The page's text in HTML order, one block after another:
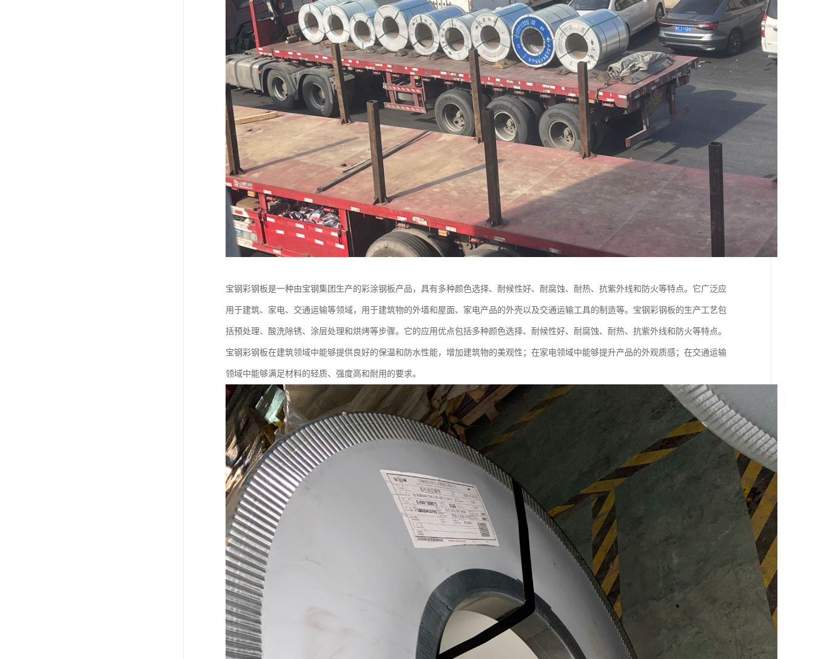
宝钢彩钢板是一种由宝钢集团生产的彩涂钢板产品，具有多种颜色选择、耐候性好、耐腐蚀、耐热、抗紫外线和防火等特点。它广泛应
用于建筑、家电、交通运输等领域，用于建筑物的外墙和屋面、家电产品的外壳以及交通运输工具的制造等。宝钢彩钢板的生产工艺包
括预处理、酸洗除锈、涂层处理和烘烤等步骤。它的应用优点包括多种颜色选择、耐候性好、耐腐蚀、耐热、抗紫外线和防火等特点。
宝钢彩钢板在建筑领域中能够提供良好的保温和防水性能，增加建筑物的美观性；在家电领域中能够提升产品的外观质感；在交通运输
领域中能够满足材料的轻质、强度高和耐用的要求。